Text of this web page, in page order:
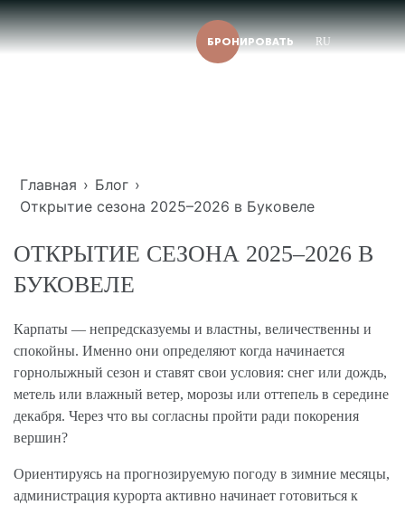
БРОНИРОВАТЬ RU
Главная › Блог ›
Открытие сезона 2025–2026 в Буковеле
ОТКРЫТИЕ СЕЗОНА 2025–2026 В
БУКОВЕЛЕ
Карпаты — непредсказуемы и властны, величественны и
спокойны. Именно они определяют когда начинается
горнолыжный сезон и ставят свои условия: снег или дождь,
метель или влажный ветер, морозы или оттепель в середине
декабря. Через что вы согласны пройти ради покорения
вершин?
Ориентируясь на прогнозируемую погоду в зимние месяцы,
администрация курорта активно начинает готовиться к